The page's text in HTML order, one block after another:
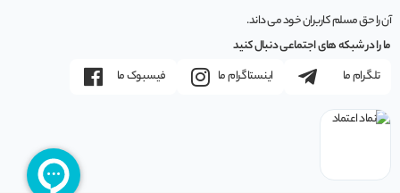
آن را حق مسلم کاربران خود می داند.
ما را در شبکه های اجتماعی دنبال کنید
تلگرام ما
اینستاگرام ما فیسبوک ما